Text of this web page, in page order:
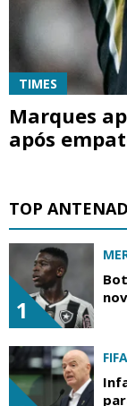
TIMES
Marques
após
TOP
1
FIFA